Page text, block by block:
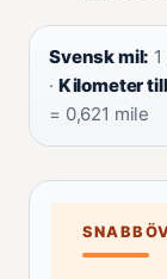
Svensk mil:
· Kilometer
= 0,621 mile